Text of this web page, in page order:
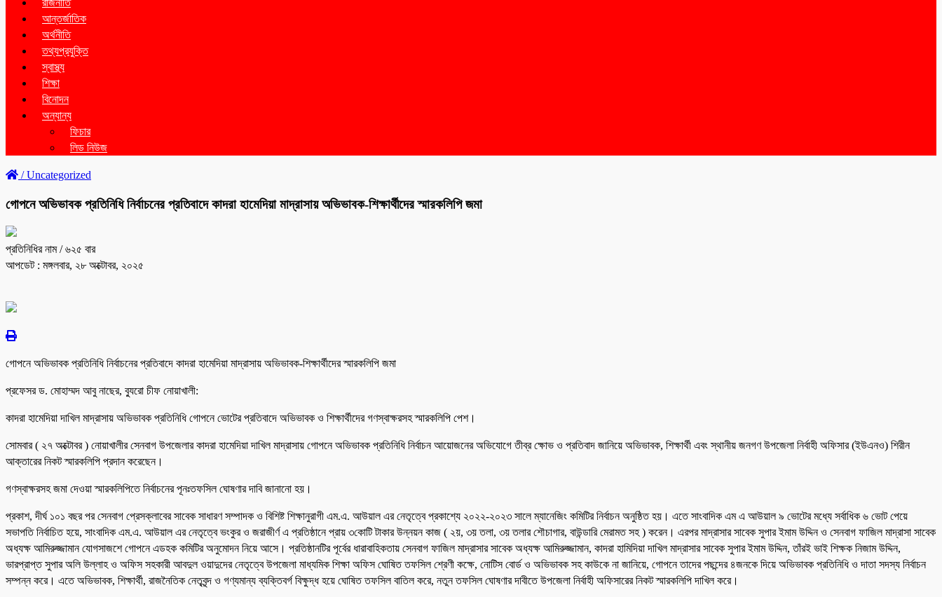
রাজনীতি
আন্তর্জাতিক
অর্থনীতি
তথ্যপ্রযুক্তি
স্বাস্থ্য
শিক্ষা
বিনোদন
অন্যান্য
ফিচার
লিড নিউজ
/Uncategorized
গোপনে অভিভাবক প্রতিনিধি নির্বাচনের প্রতিবাদে কাদরা হামেদিয়া মাদ্রাসায় অভিভাবক-শিক্ষার্থীদের স্মারকলিপি জমা
প্রতিনিধির নাম/ ৬২৫ বার
আপডেট : মঙ্গলবার, ২৮ অক্টোবর, ২০২৫
গোপনে অভিভাবক প্রতিনিধি নির্বাচনের প্রতিবাদে কাদরা হামেদিয়া মাদ্রাসায় অভিভাবক-শিক্ষার্থীদের স্মারকলিপি জমা
প্রফেসর ড. মোহাম্মদ আবু নাছের, ব্যুরো চীফ নোয়াখালী:
কাদরা হামেদিয়া দাখিল মাদ্রাসায় অভিভাবক প্রতিনিধি গোপনে ভোটের প্রতিবাদে অভিভাবক ও শিক্ষার্থীদের গণস্বাক্ষরসহ স্মারকলিপি পেশ।
সোমবার ( ২৭ অক্টোবর ) নোয়াখালীর সেনবাগ উপজেলার কাদরা হামেদিয়া দাখিল মাদ্রাসায় গোপনে অভিভাবক প্রতিনিধি নির্বাচন আয়োজনের অভিযোগে তীব্র ক্ষোভ ও প্রতিবাদ জানিয়ে অভিভাবক, শিক্ষার্থী এবং স্থানীয় জনগণ উপজেলা নির্বাহী অফিসার (ইউএনও) শিরীন
আক্তারের নিকট স্মারকলিপি প্রদান করেছেন।
গণস্বাক্ষরসহ জমা দেওয়া স্মারকলিপিতে নির্বাচনের পূনঃতফসিল ঘোষণার দাবি জানানো হয়।
প্রকাশ, দীর্ঘ ১০১ বছর পর সেনবাগ প্রেসক্লাবের সাবেক সাধারণ সম্পাদক ও বিশিষ্ট শিক্ষানুরাগী এম.এ. আউয়াল এর নেতৃত্বে প্রকাশ্যে ২০২২-২০২৩ সালে ম্যানেজিং কমিটির নির্বাচন অনুষ্ঠিত হয়। এতে সাংবাদিক এম এ আউয়াল ৯ ভোটের মধ্যে সর্বাধিক ৬ ভোট পেয়ে
সভাপতি নির্বাচিত হয়ে, সাংবাদিক এম.এ. আউয়াল এর নেতৃত্বে ভংকুর ও জরাজীর্ণ এ প্রতিষ্ঠানে প্রায় ৩কোটি টাকার উন্নয়ন কাজ ( ২য়, ৩য় তলা, ৩য় তলার শৌচাগার, বাউন্ডারি মেরামত সহ ) করেন। এরপর মাদ্রাসার সাবেক সুপার ইমাম উদ্দিন ও সেনবাগ ফাজিল মাদ্রাসা সাবেক
অধ্যক্ষ আমিরুজ্জামান যোগসাজশে গোপনে এডহক কমিটির অনুমোদন নিয়ে আসে। প্রতিষ্ঠানটির পূর্বের ধারাবাহিকতায় সেনবাগ ফাজিল মাদ্রাসার সাবেক অধ্যক্ষ আমিরুজ্জামান, কাদরা হামিদিয়া দাখিল মাদ্রাসার সাবেক সুপার ইমাম উদ্দিন, তাঁরই ভাই শিক্ষক নিজাম উদ্দিন,
ভারপ্রাপ্ত সুপার অলি উল্লাহ ও অফিস সহকারী আবদুল ওয়াদুদের নেতৃত্বে উপজেলা মাধ্যমিক শিক্ষা অফিস ঘোষিত তফসিল শ্রেণী কক্ষে, নোটিস বোর্ড ও অভিভাবক সহ কাউকে না জানিয়ে, গোপনে তাদের পছন্দের ৪জনকে দিয়ে অভিভাবক প্রতিনিধি ও দাতা সদস্য নির্বাচন
সম্পন্ন করে। এতে অভিভাবক, শিক্ষার্থী, রাজনৈতিক নেতৃবৃন্দ ও গণ্যমান্য ব্যক্তিবর্গ বিক্ষুদ্ধ হয়ে ঘোষিত তফসিল বাতিল করে, নতুন তফসিল ঘোষণার দাবীতে উপজেলা নির্বাহী অফিসারের নিকট স্মারকলিপি দাখিল করে।